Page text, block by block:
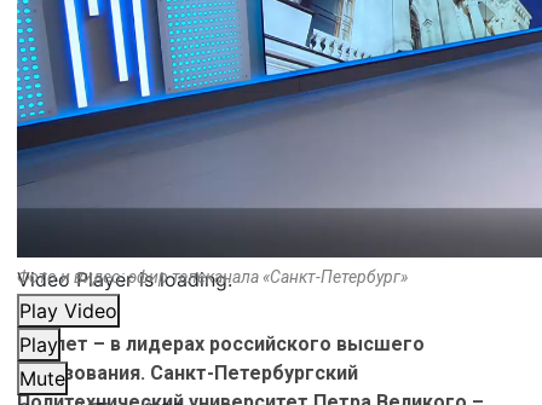
Video Player is loading.
Play Video
Play
Mute
Фото и видео: эфир телеканала «Санкт-Петербург»
125 лет – в лидерах российского высшего
образования. Санкт-Петербургский